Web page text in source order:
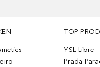
TOP
YSL Libre
Prada